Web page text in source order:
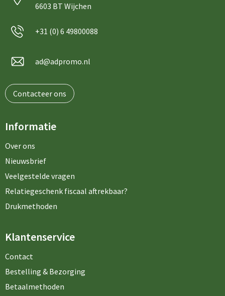
6603 BT Wijchen
+31 (0) 6 49800088
ad@adpromo.nl
Contacteer ons
Informatie
Over ons
Nieuwsbrief
Veelgestelde vragen
Relatiegeschenk fiscaal aftrekbaar?
Drukmethoden
Klantenservice
Contact
Bestelling & Bezorging
Betaalmethoden